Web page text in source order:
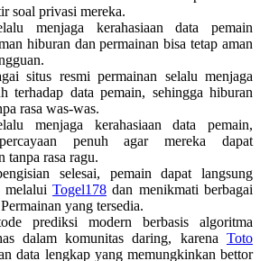
soal privasi mereka.
menjaga kerahasiaan data pemain
hiburan dan permainan bisa tetap aman
situs resmi permainan selalu menjaga
terhadap data pemain, sehingga hiburan
rasa was-was.
menjaga kerahasiaan data pemain,
penuh agar mereka dapat
tanpa rasa ragu.
selesai, pemain dapat langsung
melalui Togel178 dan menikmati berbagai
yang tersedia.
prediksi modern berbasis algoritma
dalam komunitas daring, karena Toto
data lengkap yang memungkinkan bettor